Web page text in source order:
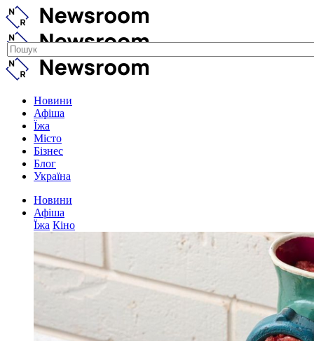
Новини
Афіша
Їжа
Місто
Бізнес
Блог
Україна
Новини
Афіша
Їжа Кіно